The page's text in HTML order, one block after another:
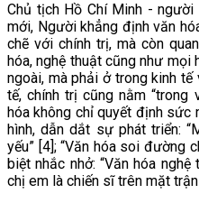
Chủ tịch Hồ Chí Minh -
mới, Người khẳng định văn
chẽ với chính trị, mà còn
hóa, nghệ thuật cũng như
ngoài, mà phải ở trong kinh tế
tế, chính trị cũng nằm “trong
hóa không chỉ quyết định sức
hình, dẫn dắt sự phát triển:
yếu” [4]; “Văn hóa soi đường
biệt nhắc nhở: “Văn hóa
chị em là chiến sĩ trên mặt